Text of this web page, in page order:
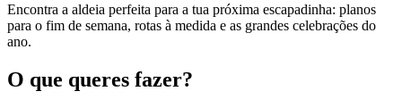
Encontra a aldeia perfeita para a tua próxima escapadinha: planos
para o fim de semana, rotas à medida e as grandes celebrações do
ano.
O que queres fazer?